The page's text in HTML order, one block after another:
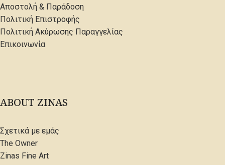
Αποστολή & Παράδοση
Πολιτική Επιστροφής
Πολιτική Ακύρωσης Παραγγελίας
Επικοινωνία
ABOUT ZINAS
Σχετικά με εμάς
The Owner
Zinas Fine Art